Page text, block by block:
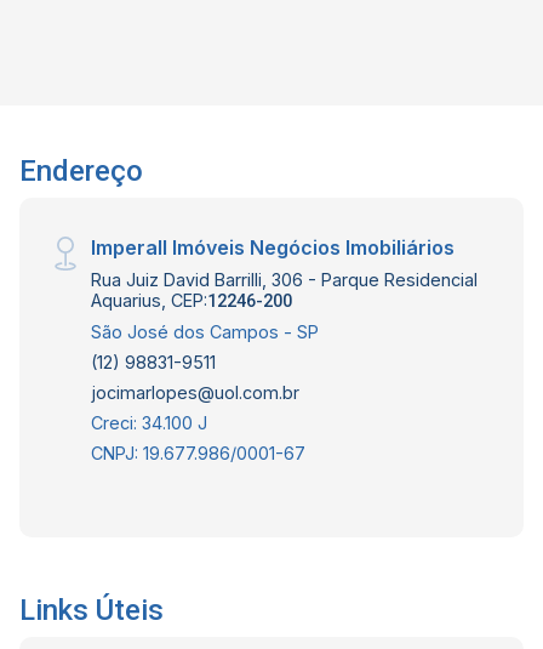
Endereço
Imperall Imóveis Negócios Imobiliários
Rua Juiz David Barrilli, 306 - Parque Residencial
Aquarius, CEP:12246-200
São José dos Campos - SP
(12) 98831-9511
jocimarlopes@uol.com.br
Creci: 34.100 J
CNPJ: 19.677.986/0001-67
Links Úteis